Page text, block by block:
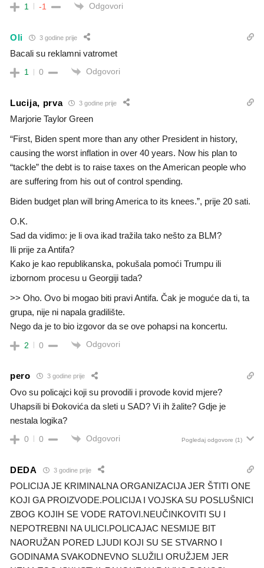
1 -1 Odgovori
Oli 3 godine prije
Bacali su reklamni vatromet
1 0 Odgovori
Lucija, prva 3 godine prije
Marjorie Taylor Green
“First, Biden spent more than any other President in history,
causing the worst inflation in over 40 years. Now his plan to
“tackle” the debt is to raise taxes on the American people who
are suffering from his out of control spending.
Biden budget plan will bring America to its knees.”, prije 20 sati.
O.K.
Sad da vidimo: je li ova ikad tražila tako nešto za BLM?
Ili prije za Antifa?
Kako je kao republikanska, pokušala pomoći Trumpu ili
izbornom procesu u Georgiji tada?
>> Oho. Ovo bi mogao biti pravi Antifa. Čak je moguće da ti, ta
grupa, nije ni napala gradilište.
Nego da je to bio izgovor da se ove pohapsi na koncertu.
2 0 Odgovori
pero 3 godine prije
Ovo su policajci koji su provodili i provode kovid mjere?
Uhapsili bi Đokovića da sleti u SAD? Vi ih žalite? Gdje je
nestala logika?
0 0 Odgovori Pogledaj odgovore (1)
DEDA 3 godine prije
POLICIJA JE KRIMINALNA ORGANIZACIJA JER ŠTITI ONE
KOJI GA PROIZVODE.POLICIJA I VOJSKA SU POSLUŠNICI
ZBOG KOJIH SE VODE RATOVI.NEUČINKOVITI SU I
NEPOTREBNI NA ULICI.POLICAJAC NESMIJE BIT
NAORUŽAN PORED LJUDI KOJI SU SE STVARNO I
GODINAMA SVAKODNEVNO SLUŽILI ORUŽJEM JER